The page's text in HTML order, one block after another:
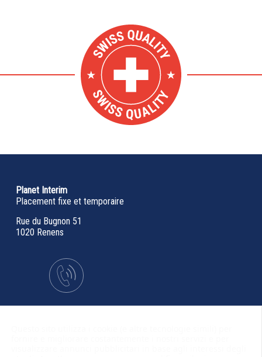
Planet Interim
Placement fixe et temporaire
Rue du Bugnon 51
1020 Renens